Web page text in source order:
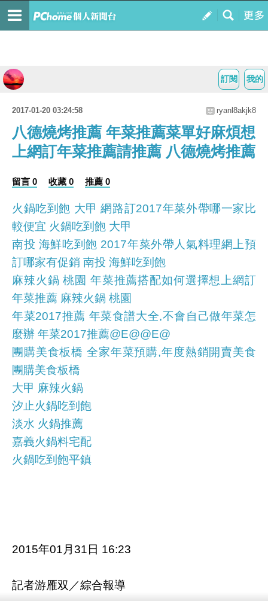
我的
訂閱
2017-01-20 03:24:58 ryanl8akjk8
八德燒烤推薦 年菜推薦菜單好麻煩想
上網訂年菜推薦請推薦 八德燒烤推薦
留言 0 收藏 0 推薦 0
火鍋吃到飽 大甲 網路訂2017年菜外帶哪一家比
較便宜 火鍋吃到飽 大甲
南投 海鮮吃到飽 2017年菜外帶人氣料理網上預
訂哪家有促銷 南投 海鮮吃到飽
麻辣火鍋 桃園 年菜推薦搭配如何選擇想上網訂
年菜推薦 麻辣火鍋 桃園
年菜2017推薦 年菜食譜大全,不會自己做年菜怎
麼辦 年菜2017推薦@E@@E@
團購美食板橋 全家年菜預購,年度熱銷開賣美食
團購美食板橋
大甲 麻辣火鍋
汐止火鍋吃到飽
淡水 火鍋推薦
嘉義火鍋料宅配
火鍋吃到飽平鎮
2015年01月31日 16:23
記者游雁双／綜合報導